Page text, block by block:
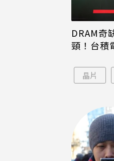
DRAM奇
頸！台積
晶片